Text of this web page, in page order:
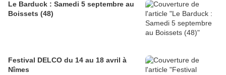
Le Barduck : Samedi 5 septembre au
Boissets (48)
Festival DELCO du 14 au 18 avril à
Nîmes